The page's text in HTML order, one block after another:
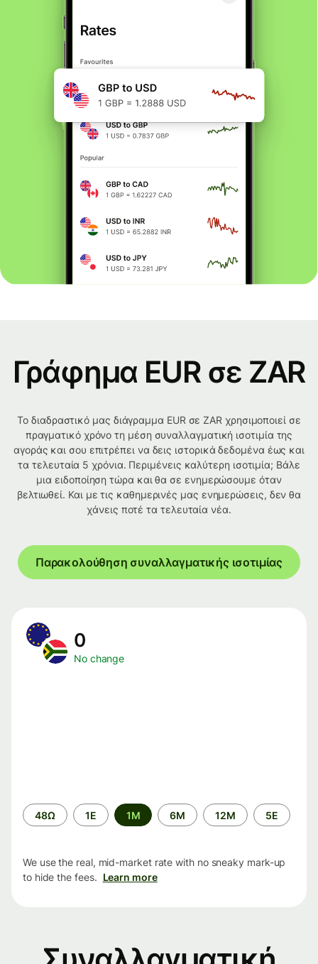
Γράφημα EUR σε ZAR
Το διαδραστικό μας διάγραμμα EUR σε ZAR χρησιμοποιεί σε
πραγματικό χρόνο τη μέση συναλλαγματική ισοτιμία της
αγοράς και σου επιτρέπει να δεις ιστορικά δεδομένα έως και
τα τελευταία 5 χρόνια. Περιμένεις καλύτερη ισοτιμία; Βάλε
μια ειδοποίηση τώρα και θα σε ενημερώσουμε όταν
βελτιωθεί. Και με τις καθημερινές μας ενημερώσεις, δεν θα
χάνεις ποτέ τα τελευταία νέα.
Παρακολούθηση συναλλαγματικής ισοτιμίας
0
No change
Time
period
48Ω 1Ε 1M 6M 12M 5Ε
We use the real, mid-market rate with no sneaky mark-up
to hide the fees. Learn more